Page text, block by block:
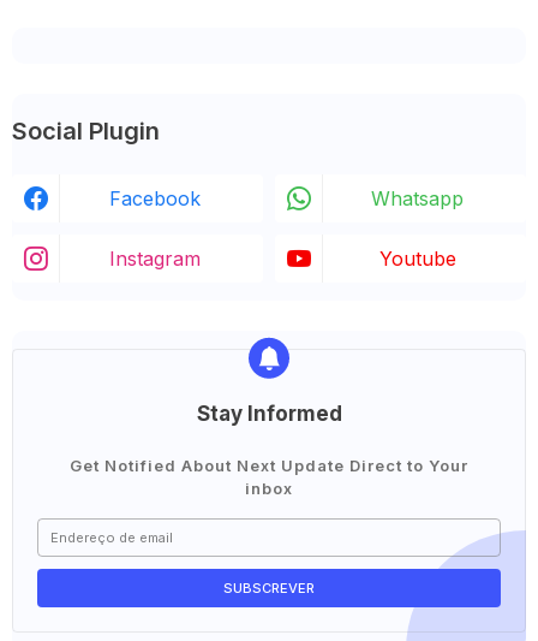
Social Plugin
Facebook Whatsapp
Instagram Youtube
Stay Informed
Get Notified About Next Update Direct to Your
inbox